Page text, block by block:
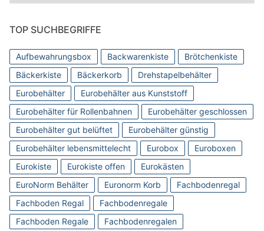
TOP SUCHBEGRIFFE
Aufbewahrungsbox Backwarenkiste
Brötchenkiste
Bäckerkiste
Bäckerkorb
Drehstapelbehälter
Eurobehälter
Eurobehälter aus Kunststoff
Eurobehälter für Rollenbahnen
Eurobehälter geschlossen
Eurobehälter gut belüftet
Eurobehälter günstig
Eurobehälter lebensmittelecht
Eurobox
Euroboxen
Eurokiste
Eurokiste offen
Eurokästen
EuroNorm Behälter
Euronorm Korb
Fachbodenregal
Fachboden Regal
Fachbodenregale
Fachboden Regale
Fachbodenregalen